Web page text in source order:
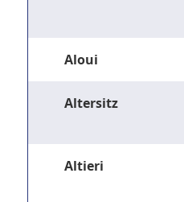
Aloui
Altersitz
Altieri